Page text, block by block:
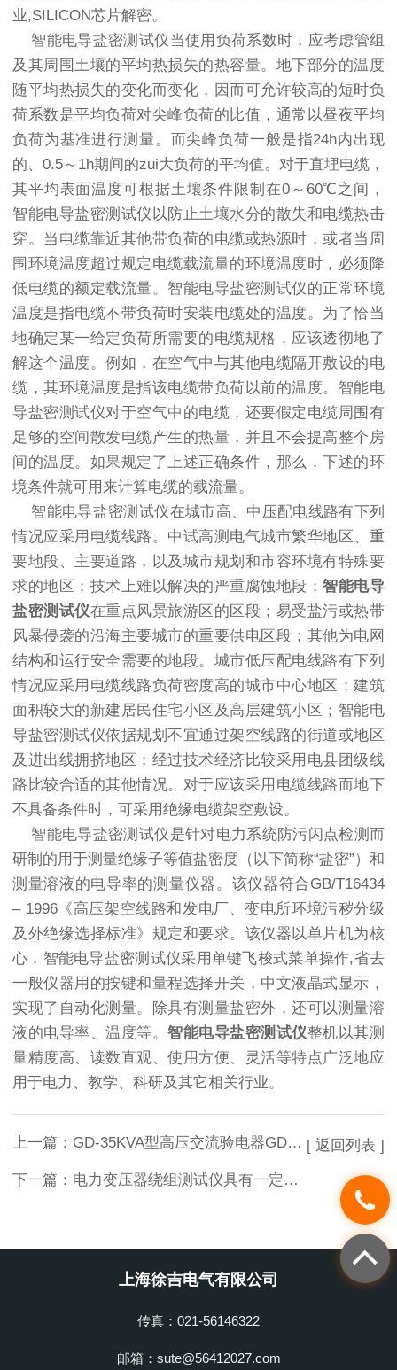
业,SILICON芯片解密。
智能电导盐密测试仪当使用负荷系数时，应考虑管组
及其周围土壤的平均热损失的热容量。地下部分的温度
随平均热损失的变化而变化，因而可允许较高的短时负
荷系数是平均负荷对尖峰负荷的比值，通常以昼夜平均
负荷为基准进行测量。而尖峰负荷一般是指24h内出现
的、0.5～1h期间的zui大负荷的平均值。对于直埋电缆，
其平均表面温度可根据土壤条件限制在0～60℃之间，
智能电导盐密测试仪以防止土壤水分的散失和电缆热击
穿。当电缆靠近其他带负荷的电缆或热源时，或者当周
围环境温度超过规定电缆载流量的环境温度时，必须降
低电缆的额定载流量。智能电导盐密测试仪的正常环境
温度是指电缆不带负荷时安装电缆处的温度。为了恰当
地确定某一给定负荷所需要的电缆规格，应该透彻地了
解这个温度。例如，在空气中与其他电缆隔开敷设的电
缆，其环境温度是指该电缆带负荷以前的温度。智能电
导盐密测试仪对于空气中的电缆，还要假定电缆周围有
足够的空间散发电缆产生的热量，并且不会提高整个房
间的温度。如果规定了上述正确条件，那么，下述的环
境条件就可用来计算电缆的载流量。
智能电导盐密测试仪在城市高、中压配电线路有下列
情况应采用电缆线路。中试高测电气城市繁华地区、重
要地段、主要道路，以及城市规划和市容环境有特殊要
求的地区；技术上难以解决的严重腐蚀地段； 智能电导
盐密测试仪在重点风景旅游区的区段；易受盐污或热带
风暴侵袭的沿海主要城市的重要供电区段；其他为电网
结构和运行安全需要的地段。城市低压配电线路有下列
情况应采用电缆线路负荷密度高的城市中心地区；建筑
面积较大的新建居民住宅小区及高层建筑小区；智能电
导盐密测试仪依据规划不宜通过架空线路的街道或地区
及进出线拥挤地区；经过技术经济比较采用电县团级线
路比较合适的其他情况。对于应该采用电缆线路而地下
不具备条件时，可采用绝缘电缆架空敷设。
智能电导盐密测试仪是针对电力系统防污闪点检测而
研制的用于测量绝缘子等值盐密度（以下简称“盐密”）和
测量溶液的电导率的测量仪器。该仪器符合GB/T16434
– 1996《高压架空线路和发电厂、变电所环境污秽分级
及外绝缘选择标准》规定和要求。该仪器以单片机为核
心，智能电导盐密测试仪采用单键飞梭式菜单操作,省去
一般仪器用的按键和量程选择开关，中文液晶式显示，
实现了自动化测量。除具有测量盐密外，还可以测量溶
液的电导率、温度等。智能电导盐密测试仪整机以其测
量精度高、读数直观、使用方便、灵活等特点广泛地应
用于电力、教学、科研及其它相关行业。
上一篇： GD-35KVA型高压交流验电器GD-35KV高压交流验电器
下一篇： 电力变压器绕组测试仪具有一定可比性
[ 返回列表 ]
上海徐吉电气有限公司
传真：021-56146322
邮箱：sute@56412027.com